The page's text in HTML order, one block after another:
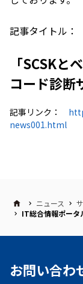
記事タイトル：
「SCSKと
コード診断
記事リンク：
news001.html
ニュース
IT総合情報ポータ
お問い合わ